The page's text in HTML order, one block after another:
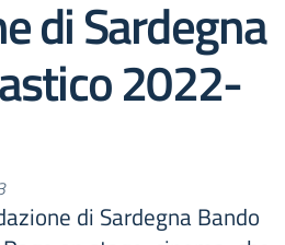
di Sardegna
2022-
di Sardegna Bando